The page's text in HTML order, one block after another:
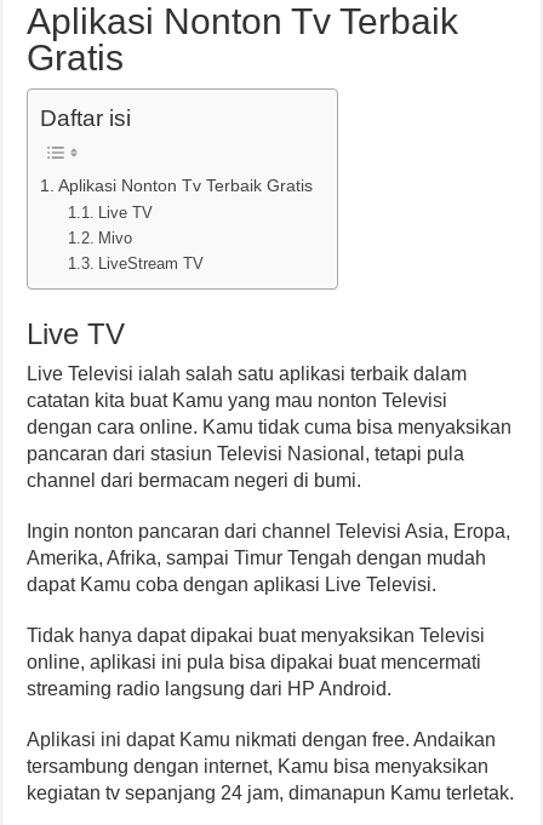
Aplikasi Nonton Tv Terbaik
Gratis
Daftar isi
Aplikasi Nonton Tv Terbaik Gratis
Live TV
Mivo
LiveStream TV
Live TV
Live Televisi ialah salah satu aplikasi terbaik dalam
catatan kita buat Kamu yang mau nonton Televisi
dengan cara online. Kamu tidak cuma bisa menyaksikan
pancaran dari stasiun Televisi Nasional, tetapi pula
channel dari bermacam negeri di bumi.
Ingin nonton pancaran dari channel Televisi Asia, Eropa,
Amerika, Afrika, sampai Timur Tengah dengan mudah
dapat Kamu coba dengan aplikasi Live Televisi.
Tidak hanya dapat dipakai buat menyaksikan Televisi
online, aplikasi ini pula bisa dipakai buat mencermati
streaming radio langsung dari HP Android.
Aplikasi ini dapat Kamu nikmati dengan free. Andaikan
tersambung dengan internet, Kamu bisa menyaksikan
kegiatan tv sepanjang 24 jam, dimanapun Kamu terletak.